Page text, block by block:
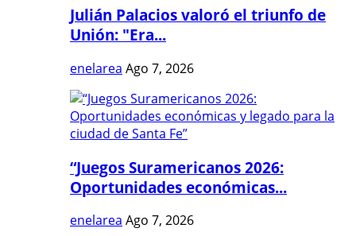
Julián Palacios valoró el triunfo de
Unión: "Era...
enelarea Ago 7, 2026
“Juegos Suramericanos 2026:
Oportunidades económicas...
enelarea Ago 7, 2026